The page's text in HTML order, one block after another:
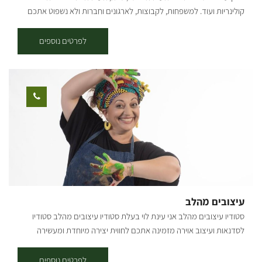
קולינריות ועוד. למשפחות, לקבוצות, לארגונים וחברות ולא נשפוט אתכם
מאפשרות לכל קבוצת גיל למצוא את הפעילות המתאימה לה ביותר מתוך
האפשרויות העשירות: פעילויות לילדים מיזם חקלאות תיירותי – מיזם ייחודי
הממחיש את המצוות התלויות בארץ בהקשר גידול החיטה בשנים עברו
ובימינו אנו. סיור מודרך בפינת חי – בין הכבשים והעיזים, התרנגולים
והאפרוחים, האווזים והברווזים – מוענקים סיורי העשרה מודרכים לבני
הגילאים השונים. חליבת עיזים והגמעת טלאים – בחווה פעילויות העשרה
אודות אופן חליבת העיזים הכוללות צפייה בתהליך החליבה המלא ולימוד
אופן הכנת גבינות מחלב עיזים. כמו כן, פעילויות הגמעת טלאים מבקבוקי
חלב מעשירות כל רגע בחווה. מותנה בתיאום מראש. פעילויות במאהל –
הכנת תוכניות העשרה לקבוצות במאהל הבדואי, בהתבסס על האטרקציות
המגוונות בחוות הדקלים. מתאים לגני ילדים ולבתי ספר. מגוון פעולות יצירה
הדקלים מזמינה חברות וארגונים ליהנות מארוחת בוקר או ערב מפנקת
מתחת הסככה או במאהל הבדואי. המעוניינים בתכנית אמנותית יוכלו
להזמין זמר או מרצה בתחומים שונים, רב ואנשי מקצוע נוספים. חוות
הדקלים הינה בין המקומות העשירים והמרווחים, המציעים אפשרות
לפרטים נוספים
עיצובים מהלב
סטודיו עיצובים מהלב אני עינת לוי בעלת סטודיו עיצובים מהלב סטודיו
לסדנאות ועיצוב אוירה מזמינה אתכם לחווית יצירה מיוחדת ומעשירה
חומרים שונים ומגוונים מקרמה, פסיפס, רקמה, ציור מנדלות, הדפס על עץ,